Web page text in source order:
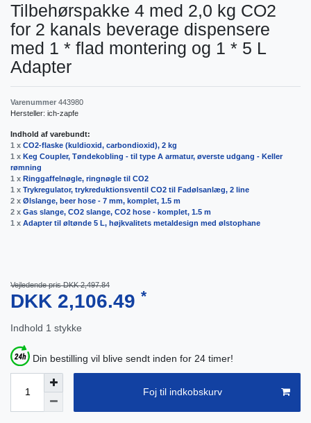
Tilbehørspakke 4 med 2,0 kg CO2
for 2 kanals beverage dispensere
med 1 * flad montering og 1 * 5 L
Adapter
Varenummer 443980
Hersteller: ich-zapfe
Indhold af varebundt:
1 x CO2-flaske (kuldioxid, carbondioxid), 2 kg
1 x Keg Coupler, Tøndekobling - til type A armatur, øverste udgang - Keller
rømning
1 x Ringgaffelnøgle, ringnøgle til CO2
1 x Trykregulator, trykreduktionsventil CO2 til Fadølsanlæg, 2 line
2 x Ølslange, beer hose - 7 mm, komplet, 1.5 m
2 x Gas slange, CO2 slange, CO2 hose - komplet, 1.5 m
1 x Adapter til øltønde 5 L, højkvalitets metaldesign med ølstophane
Vejledende pris DKK 2,497.84
DKK 2,106.49 *
Indhold 1 stykke
Din bestilling vil blive sendt inden for 24 timer!
Foj til indkobskurv